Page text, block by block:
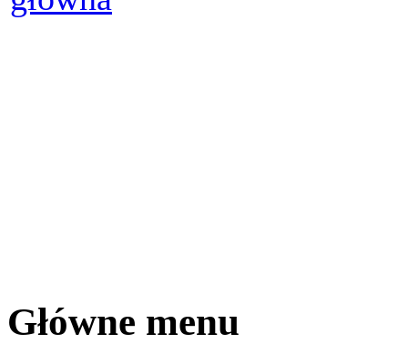
Główne menu